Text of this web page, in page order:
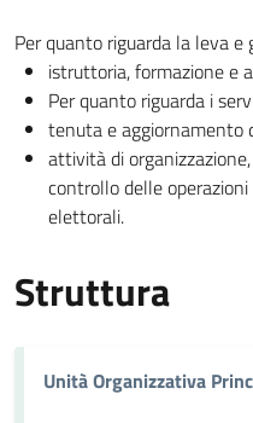
Per quanto riguarda la leva
istruttoria, formazione e
Per quanto riguarda i
tenuta e aggiornamento
attività di
controllo delle
elettorali.
Struttura
Unità Organizzativa